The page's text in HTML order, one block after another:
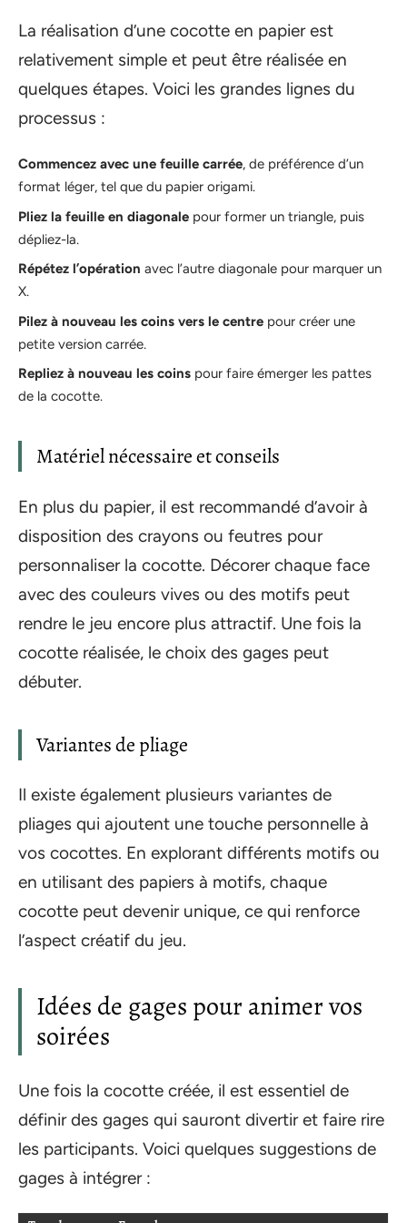
La réalisation d’une cocotte en papier est
relativement simple et peut être réalisée en
quelques étapes. Voici les grandes lignes du
processus :
Commencez avec une feuille carrée, de préférence d’un
format léger, tel que du papier origami.
Pliez la feuille en diagonale pour former un triangle, puis
dépliez-la.
Répétez l’opération avec l’autre diagonale pour marquer un
X.
Pilez à nouveau les coins vers le centre pour créer une
petite version carrée.
Repliez à nouveau les coins pour faire émerger les pattes
de la cocotte.
Matériel nécessaire et conseils
En plus du papier, il est recommandé d’avoir à
disposition des crayons ou feutres pour
personnaliser la cocotte. Décorer chaque face
avec des couleurs vives ou des motifs peut
rendre le jeu encore plus attractif. Une fois la
cocotte réalisée, le choix des gages peut
débuter.
Variantes de pliage
Il existe également plusieurs variantes de
pliages qui ajoutent une touche personnelle à
vos cocottes. En explorant différents motifs ou
en utilisant des papiers à motifs, chaque
cocotte peut devenir unique, ce qui renforce
l’aspect créatif du jeu.
Idées de gages pour animer vos
soirées
Une fois la cocotte créée, il est essentiel de
définir des gages qui sauront divertir et faire rire
les participants. Voici quelques suggestions de
gages à intégrer :